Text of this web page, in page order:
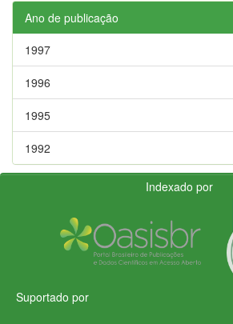
Ano de publicação
1997
1996
1995
1992
Indexado por
Suportado por